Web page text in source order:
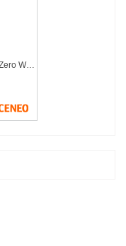
Lekue Zestaw Zakupowy Zero Waste (3504600V16)